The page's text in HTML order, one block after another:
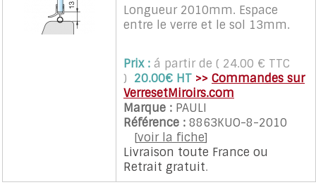
Longueur 2010mm. Espace
entre le verre et le sol 13mm.
Prix : á partir de ( 24.00 € TTC
) 20.00€ HT >> Commandes sur
VerresetMiroirs.com
Marque : PAULI
Référence : 8863KUO-8-2010
[voir la fiche]
Livraison toute France ou
Retrait gratuit.